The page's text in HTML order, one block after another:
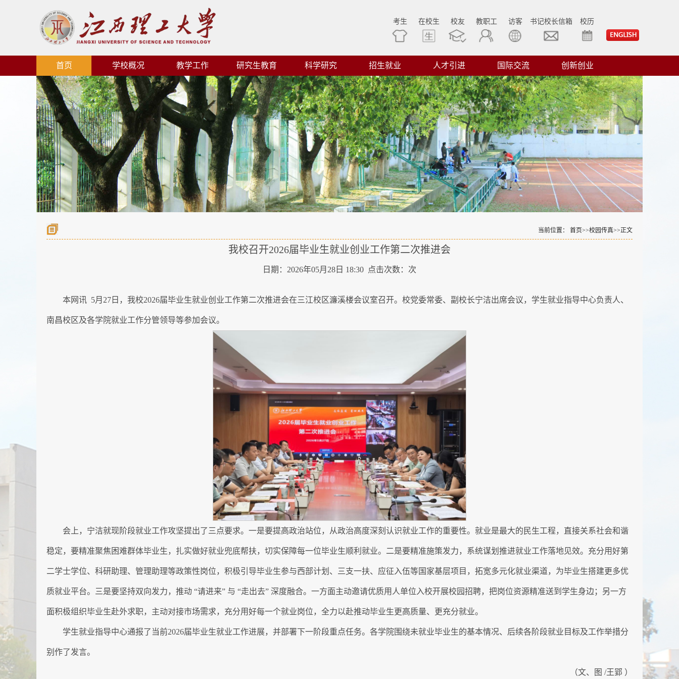
考生 在校生 校友 教职工 访客 书记校长信箱 校历
首页 学校概况 教学工作 研究生教育 科学研究 招生就业 人才引进 国际交流 创新创业
当前位置： 首页>>校园传真>>正文
我校召开2026届毕业生就业创业工作第二次推进会
日期：2026年05月28日 18:30 点击次数： 次
本网讯 5月27日，我校2026届毕业生就业创业工作第二次推进会在三江校区濂溪楼会议室召开。校党委常委、副校长宁洁出席会议，学生就业指导中心负责人、
南昌校区及各学院就业工作分管领导等参加会议。
会上，宁洁就现阶段就业工作攻坚提出了三点要求。一是要提高政治站位，从政治高度深刻认识就业工作的重要性。就业是最大的民生工程，直接关系社会和谐
稳定，要精准聚焦困难群体毕业生，扎实做好就业兜底帮扶，切实保障每一位毕业生顺利就业。二是要精准施策发力，系统谋划推进就业工作落地见效。充分用好第
二学士学位、科研助理、管理助理等政策性岗位，积极引导毕业生参与西部计划、三支一扶、应征入伍等国家基层项目，拓宽多元化就业渠道，为毕业生搭建更多优
质就业平台。三是要坚持双向发力，推动 “请进来” 与 “走出去” 深度融合。一方面主动邀请优质用人单位入校开展校园招聘，把岗位资源精准送到学生身边；另一方
面积极组织毕业生赴外求职，主动对接市场需求，充分用好每一个就业岗位，全力以赴推动毕业生更高质量、更充分就业。
学生就业指导中心通报了当前2026届毕业生就业工作进展，并部署下一阶段重点任务。各学院围绕未就业毕业生的基本情况、后续各阶段就业目标及工作举措分
别作了发言。
（文、图 /王郢 ）